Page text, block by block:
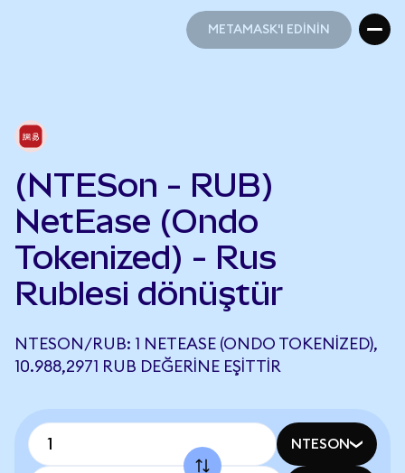
METAMASK'I EDİNİN
(NTESon - RUB)
NetEase (Ondo
Tokenized) - Rus
Rublesi dönüştür
NTESON/RUB: 1 NETEASE (ONDO TOKENIZED),
10.988,2971 RUB DEĞERINE EŞITTIR
NTESON